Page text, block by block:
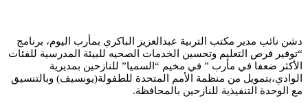
دشن نائب مدير مكتب التربية عبدالعزيز الباكري بمأرب اليوم، برنامج
“توفير فرص التعليم وتحسين الخدمات الصحيه للبيئة المدرسية للفئات
الأكثر ضعفا في مأرب ” في مخيم “السميا” للنازحين بمديرية
الوادي،بتمويل من منظمة الأمم المتحدة للطفولة(يونسيف) وبالتنسيق
مع الوحدة التنفيذية للنازحين بالمحافظة.